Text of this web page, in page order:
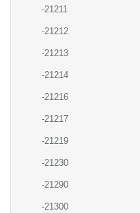
-21211
-21212
-21213
-21214
-21216
-21217
-21219
-21230
-21290
-21300